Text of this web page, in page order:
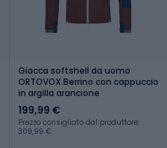
Giacca softshell da uomo
ORTOVOX Berrino con cappuccio
in argilla arancione
199,99 €
Prezzo consigliato dal produttore:
309,99 €